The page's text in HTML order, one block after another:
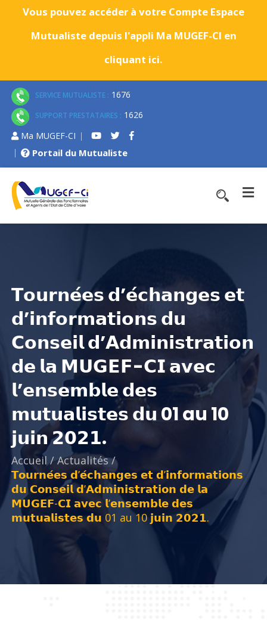
Vous pouvez accéder à votre Compte Espace
Mutualiste depuis l'appli Ma MUGEF-CI en
cliquant ici.
SERVICE MUTUALISTE : 1676
SUPPORT PRESTATAIRES : 1626
Ma MUGEF-CI
Portail du Mutualiste
𝗧𝗼𝘂𝗿𝗻𝗲́𝗲𝘀 𝗱’𝗲́𝗰𝗵𝗮𝗻𝗴𝗲𝘀 𝗲𝘁
𝗱’𝗶𝗻𝗳𝗼𝗿𝗺𝗮𝘁𝗶𝗼𝗻𝘀 𝗱𝘂
𝗖𝗼𝗻𝘀𝗲𝗶𝗹 𝗱’𝗔𝗱𝗺𝗶𝗻𝗶𝘀𝘁𝗿𝗮𝘁𝗶𝗼𝗻
𝗱𝗲 𝗹𝗮 𝗠𝗨𝗚𝗘𝗙-𝗖𝗜 𝗮𝘃𝗲𝗰
𝗹’𝗲𝗻𝘀𝗲𝗺𝗯𝗹𝗲 𝗱𝗲𝘀
𝗺𝘂𝘁𝘂𝗮𝗹𝗶𝘀𝘁𝗲𝘀 𝗱𝘂 01 au 10
𝗷𝘂𝗶𝗻 𝟮𝟬𝟮𝟭.
Accueil/Actualités/
𝗧𝗼𝘂𝗿𝗻𝗲́𝗲𝘀 𝗱’𝗲́𝗰𝗵𝗮𝗻𝗴𝗲𝘀 𝗲𝘁 𝗱’𝗶𝗻𝗳𝗼𝗿𝗺𝗮𝘁𝗶𝗼𝗻𝘀
𝗱𝘂 𝗖𝗼𝗻𝘀𝗲𝗶𝗹 𝗱’𝗔𝗱𝗺𝗶𝗻𝗶𝘀𝘁𝗿𝗮𝘁𝗶𝗼𝗻 𝗱𝗲 𝗹𝗮
𝗠𝗨𝗚𝗘𝗙-𝗖𝗜 𝗮𝘃𝗲𝗰 𝗹’𝗲𝗻𝘀𝗲𝗺𝗯𝗹𝗲 𝗱𝗲𝘀
𝗺𝘂𝘁𝘂𝗮𝗹𝗶𝘀𝘁𝗲𝘀 𝗱𝘂 01 au 10 𝗷𝘂𝗶𝗻 𝟮𝟬𝟮𝟭.